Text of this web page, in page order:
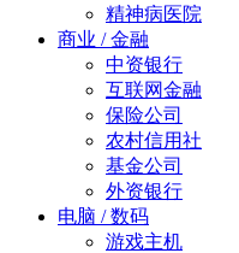
精神病医院
商业 / 金融
中资银行
互联网金融
保险公司
农村信用社
基金公司
外资银行
电脑 / 数码
游戏主机